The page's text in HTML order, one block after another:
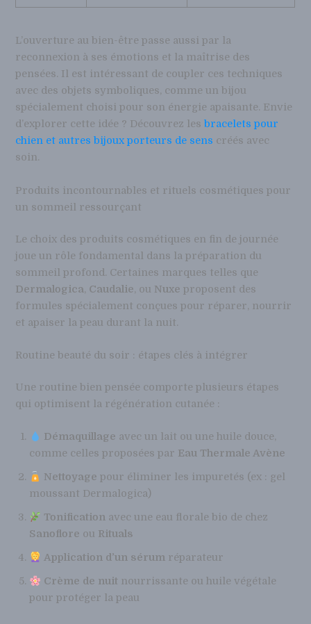
L’ouverture au bien-être passe aussi par la
reconnexion à ses émotions et la maîtrise des
pensées. Il est intéressant de coupler ces techniques
avec des objets symboliques, comme un bijou
spécialement choisi pour son énergie apaisante. Envie
d’explorer cette idée ? Découvrez lesbracelets pour
chien et autres bijoux porteurs de sens créés avec
soin.
Produits incontournables et rituels cosmétiques pour
un sommeil ressourçant
Le choix des produits cosmétiques en fin de journée
joue un rôle fondamental dans la préparation du
sommeil profond. Certaines marques telles que
Dermalogica, Caudalie, ou Nuxe proposent des
formules spécialement conçues pour réparer, nourrir
et apaiser la peau durant la nuit.
Routine beauté du soir : étapes clés à intégrer
Une routine bien pensée comporte plusieurs étapes
qui optimisent la régénération cutanée :
Démaquillage avec un lait ou une huile douce,
comme celles proposées par Eau Thermale Avène
Nettoyage pour éliminer les impuretés (ex : gel
moussant Dermalogica)
Tonification avec une eau florale bio de chez
Sanoflore ou Rituals
Application d’un sérum réparateur
Crème de nuit nourrissante ou huile végétale
pour protéger la peau